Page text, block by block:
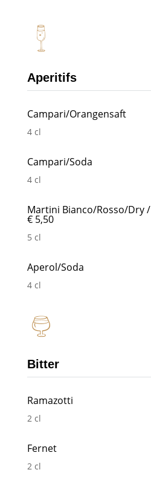
Aperitifs
Campari/Orangensaft
4 cl
Campari/Soda
4 cl
Martini Bianco/Rosso/Dry /
€ 5,50
5 cl
Aperol/Soda
4 cl
Bitter
Ramazotti
2 cl
Fernet
2 cl